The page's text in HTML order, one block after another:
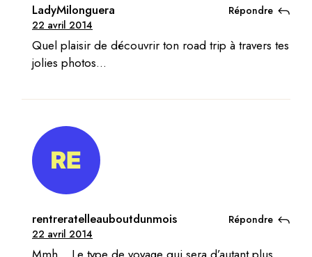
LadyMilonguera
22 avril 2014
Quel plaisir de découvrir ton road trip à travers tes
jolies photos…
Répondre
rentreratelleauboutdunmois
22 avril 2014
Répondre